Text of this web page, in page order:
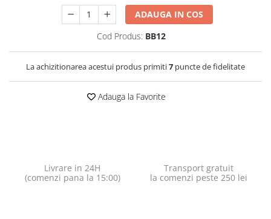
Vezi toate jocurile de societate
ADAUGA IN COS
Cod Produs: BB12
La achizitionarea acestui produs primiti7 puncte de fidelitate
Adauga la Favorite
Livrare in 24H
(comenzi pana la 15:00)
Transport gratuit
la comenzi peste 250 lei